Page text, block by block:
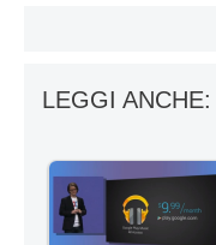
LEGGI ANCHE: